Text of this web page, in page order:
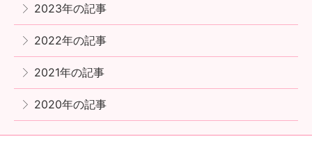
2023年の記事
2022年の記事
2021年の記事
2020年の記事